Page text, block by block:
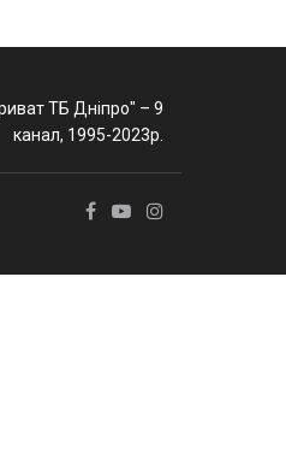
ТБ Дніпро" – 9
канал, 1995-2023р.